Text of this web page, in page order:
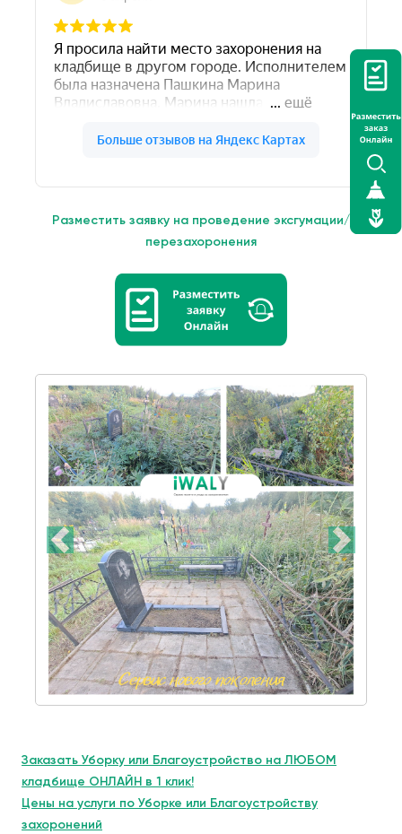
Разместить заявку на проведение эксгумации/
перезахоронения
Заказать Уборку или Благоустройство на ЛЮБОМ
кладбище ОНЛАЙН в 1 клик!
Цены на услуги по Уборке или Благоустройству
захоронений